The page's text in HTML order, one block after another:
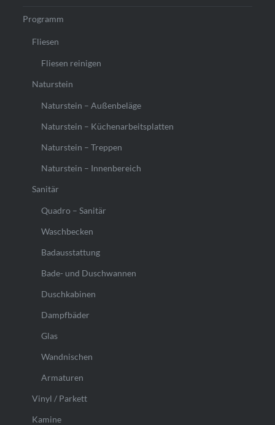
Programm
Fliesen
Fliesen reinigen
Naturstein
Naturstein – Außenbeläge
Naturstein – Küchenarbeitsplatten
Naturstein – Treppen
Naturstein – Innenbereich
Sanitär
Quadro – Sanitär
Waschbecken
Badausstattung
Bade- und Duschwannen
Duschkabinen
Dampfbäder
Glas
Wandnischen
Armaturen
Vinyl / Parkett
Kamine